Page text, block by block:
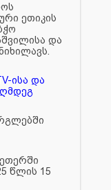
ეთიკის
და
ისა და
წლის 15